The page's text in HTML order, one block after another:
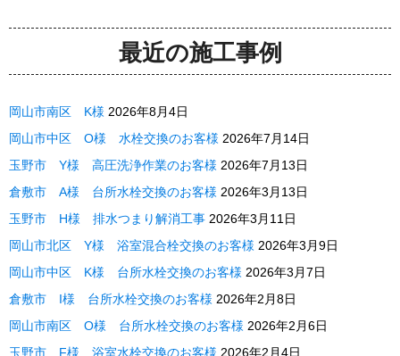
最近の施工事例
岡山市南区 K様 2026年8月4日
岡山市中区 O様 水栓交換のお客様 2026年7月14日
玉野市 Y様 高圧洗浄作業のお客様 2026年7月13日
倉敷市 A様 台所水栓交換のお客様 2026年3月13日
玉野市 H様 排水つまり解消工事 2026年3月11日
岡山市北区 Y様 浴室混合栓交換のお客様 2026年3月9日
岡山市中区 K様 台所水栓交換のお客様 2026年3月7日
倉敷市 I様 台所水栓交換のお客様 2026年2月8日
岡山市南区 O様 台所水栓交換のお客様 2026年2月6日
玉野市 F様 浴室水栓交換のお客様 2026年2月4日